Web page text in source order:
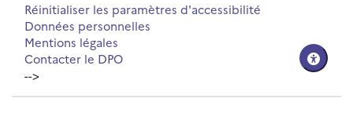
Réinitialiser les paramètres d'accessibilité
Données personnelles
Mentions légales
Contacter le DPO
-->